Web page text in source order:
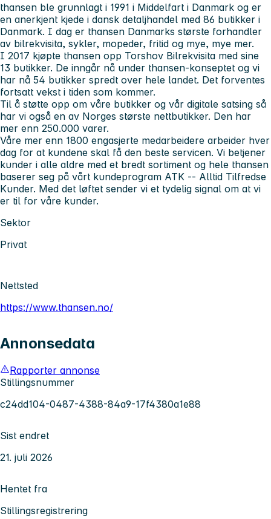
thansen ble grunnlagt i 1991 i Middelfart i Danmark og er
en anerkjent kjede i dansk detaljhandel med 86 butikker i
Danmark. I dag er thansen Danmarks største forhandler
av bilrekvisita, sykler, mopeder, fritid og mye, mye mer.
I 2017 kjøpte thansen opp Torshov Bilrekvisita med sine
13 butikker. De inngår nå under thansen-konseptet og vi
har nå 54 butikker spredt over hele landet. Det forventes
fortsatt vekst i tiden som kommer.
Til å støtte opp om våre butikker og vår digitale satsing så
har vi også en av Norges største nettbutikker. Den har
mer enn 250.000 varer.
Våre mer enn 1800 engasjerte medarbeidere arbeider hver
dag for at kundene skal få den beste servicen. Vi betjener
kunder i alle aldre med et bredt sortiment og hele thansen
baserer seg på vårt kundeprogram ATK -- Alltid Tilfredse
Kunder. Med det løftet sender vi et tydelig signal om at vi
er til for våre kunder.
Sektor
Privat
Nettsted
https://www.thansen.no/
Annonsedata
Rapporter annonse
Stillingsnummer
c24dd104-0487-4388-84a9-17f4380a1e88
Sist endret
21. juli 2026
Hentet fra
Stillingsregistrering